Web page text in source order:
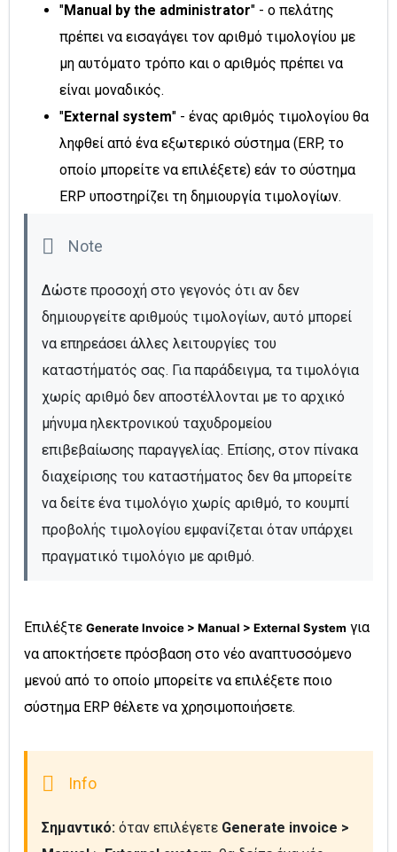
"Manual by the administrator" - ο πελάτης
πρέπει να εισαγάγει τον αριθμό τιμολογίου με
μη αυτόματο τρόπο και ο αριθμός πρέπει να
είναι μοναδικός.
"External system" - ένας αριθμός τιμολογίου θα
ληφθεί από ένα εξωτερικό σύστημα (ERP, το
οποίο μπορείτε να επιλέξετε) εάν το σύστημα
ERP υποστηρίζει τη δημιουργία τιμολογίων.
Δώστε προσοχή στο γεγονός ότι αν δεν
δημιουργείτε αριθμούς τιμολογίων, αυτό μπορεί
να επηρεάσει άλλες λειτουργίες του
καταστήματός σας. Για παράδειγμα, τα τιμολόγια
χωρίς αριθμό δεν αποστέλλονται με το αρχικό
μήνυμα ηλεκτρονικού ταχυδρομείου
επιβεβαίωσης παραγγελίας. Επίσης, στον πίνακα
διαχείρισης του καταστήματος δεν θα μπορείτε
να δείτε ένα τιμολόγιο χωρίς αριθμό, το κουμπί
προβολής τιμολογίου εμφανίζεται όταν υπάρχει
πραγματικό τιμολόγιο με αριθμό.
Επιλέξτε Generate Invoice > Manual > External System για
να αποκτήσετε πρόσβαση στο νέο αναπτυσσόμενο
μενού από το οποίο μπορείτε να επιλέξετε ποιο
σύστημα ERP θέλετε να χρησιμοποιήσετε.
Σημαντικό: όταν επιλέγετε Generate invoice >